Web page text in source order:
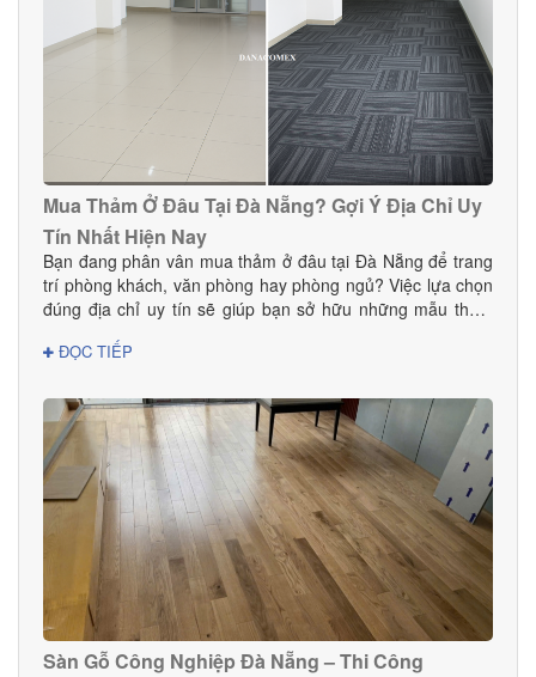
Mua Thảm Ở Đâu Tại Đà Nẵng? Gợi Ý Địa Chỉ Uy
Tín Nhất Hiện Nay
Bạn đang phân vân mua thảm ở đâu tại Đà Nẵng để trang
trí phòng khách, văn phòng hay phòng ngủ? Việc lựa chọn
đúng địa chỉ uy tín sẽ giúp bạn sở hữu những mẫu thảm
Trong bài viết này, DANACOMEX giới thiệu đến bạn nơi
tại Đà Nẵng.
ĐỌC TIẾP
Sàn Gỗ Công Nghiệp Đà Nẵng – Thi Công